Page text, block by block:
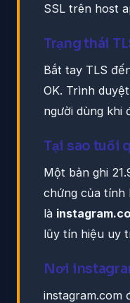
SSL trên host
Trạng thái
Bắt tay TLS
OK. Trình
người dùng khi
Tại sao tuổi
Một bản ghi
chứng của tính
là
lũy tín hiệu uy
Nơi
instagram.com